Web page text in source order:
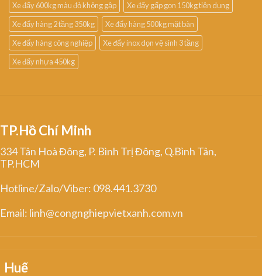
Xe đẩy 600kg màu đỏ không gập
Xe đẩy gấp gọn 150kg tiện dụng
Xe đẩy hàng 2 tầng 350kg
Xe đẩy hàng 500kg mặt bàn
Xe đẩy hàng công nghiệp
Xe đẩy inox dọn vệ sinh 3 tầng
Xe đẩy nhựa 450kg
TP.Hồ Chí Minh
334 Tân Hoà Đông, P. Bình Trị Đông, Q.Bình Tân,
TP.HCM
Hotline/Zalo/Viber: 098.441.3730
Email: linh@congnghiepvietxanh.com.vn
Huế